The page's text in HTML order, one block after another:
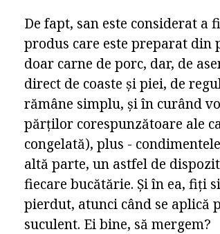
De fapt, san este considerat
produs care este preparat din
doar carne de porc, dar, de
direct de coaste și piei, de
rămâne simplu, și în curând
părților corespunzătoare ale
congelată), plus -
altă parte, un astfel de
fiecare bucătărie. Și în ea, fiți
pierdut, atunci când se aplică
suculent. Ei bine, să mergem?